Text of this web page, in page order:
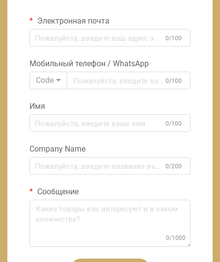
Электронная почта
0/100
Мобильный телефон / WhatsApp
Code
0/100
Имя
0/100
Company Name
0/200
Сообщение
0/1000